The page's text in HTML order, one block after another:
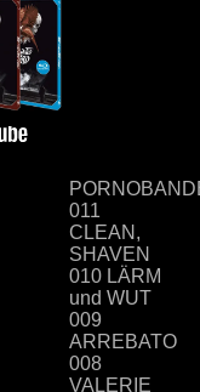
011
CLEAN,
SHAVEN
010 LÄRM
und WUT
009
ARREBATO
008
VALERIE